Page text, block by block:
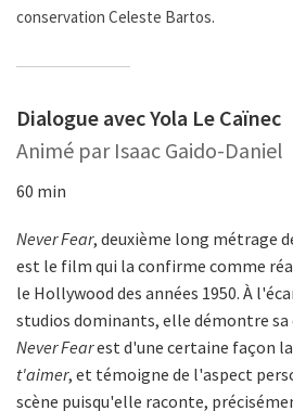
conservation Celeste Bartos.
Dialogue avec Yola Le Caïnec
Animé par Isaac Gaido-Daniel
60 min
Never Fear, deuxième long métrage
est le film qui la confirme comme
le Hollywood des années 1950. À
studios dominants, elle démontre
Never Fearest d'une certaine façon
t'aimer, et témoigne de l'aspect
scène puisqu'elle raconte,